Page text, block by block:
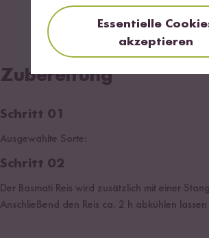
Limette
Zubereitung
Schritt 01
Ausgewählte Sorte:
Schritt 02
Der Basmati Reis wird zusätzlich mit einer
Anschließend den Reis ca. 2 h abkühlen
Essentielle
akzeptieren